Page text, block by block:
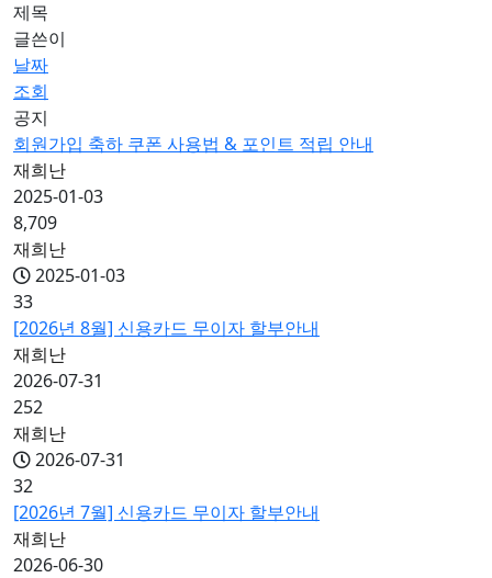
제목
글쓴이
날짜
조회
공지
회원가입 축하 쿠폰 사용법 & 포인트 적립 안내
재희난
2025-01-03
8,709
재희난
2025-01-03
33
[2026년 8월] 신용카드 무이자 할부안내
재희난
2026-07-31
252
재희난
2026-07-31
32
[2026년 7월] 신용카드 무이자 할부안내
재희난
2026-06-30